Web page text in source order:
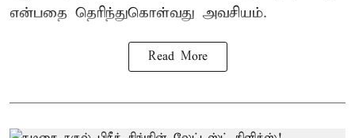
என்பதை தெரிந்துகொள்வது அவசியம்.
Read More